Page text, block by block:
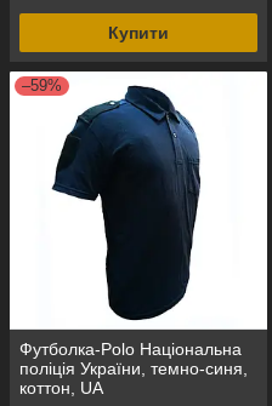
Купити
–59%
Футболка-Polo Національна
поліція України, темно-синя,
коттон, UA